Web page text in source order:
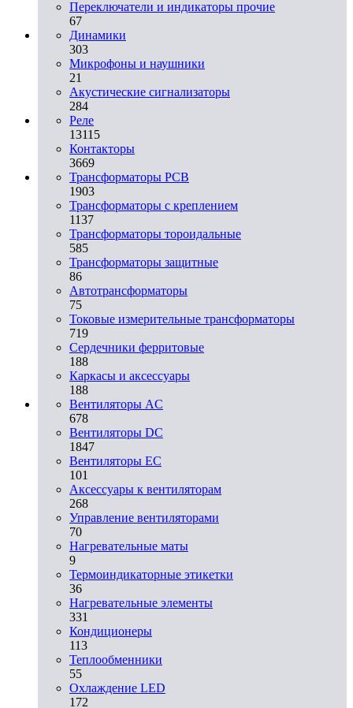
Переключатели и индикаторы прочие
67
Динамики
303
Микрофоны и наушники
21
Акустические сигнализаторы
284
Реле
13115
Контакторы
3669
Трансформаторы PCB
1903
Трансформаторы с креплением
1137
Трансформаторы тороидальные
585
Трансформаторы защитные
86
Автотрансформаторы
75
Токовые измерительные трансформаторы
719
Сердечники ферритовые
188
Каркасы и аксессуары
188
Вентиляторы AC
678
Вентиляторы DC
1847
Вентиляторы EC
101
Аксессуары к вентиляторам
268
Управление вентиляторами
70
Нагревательные маты
9
Термоиндикаторные этикетки
36
Нагревательные элементы
331
Кондиционеры
113
Теплообменники
55
Охлаждение LED
172